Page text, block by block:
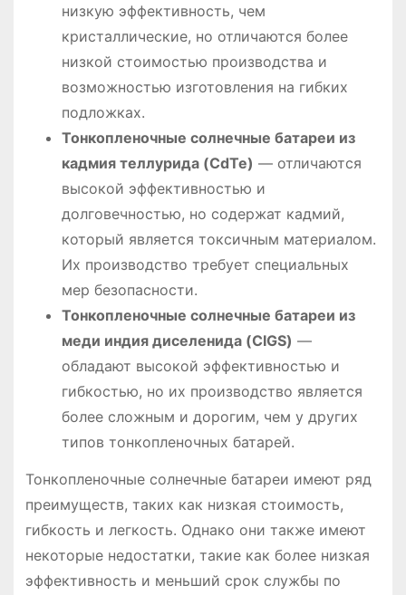
низкую эффективность, чем
кристаллические, но отличаются более
низкой стоимостью производства и
возможностью изготовления на гибких
подложках.
Тонкопленочные солнечные батареи из
кадмия теллурида (CdTe) — отличаются
высокой эффективностью и
долговечностью, но содержат кадмий,
который является токсичным материалом.
Их производство требует специальных
мер безопасности.
Тонкопленочные солнечные батареи из
меди индия диселенида (CIGS) —
обладают высокой эффективностью и
гибкостью, но их производство является
более сложным и дорогим, чем у других
типов тонкопленочных батарей.
Тонкопленочные солнечные батареи имеют ряд
преимуществ, таких как низкая стоимость,
гибкость и легкость. Однако они также имеют
некоторые недостатки, такие как более низкая
эффективность и меньший срок службы по